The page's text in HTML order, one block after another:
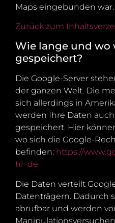
Maps eingebunden war.
Zurück zum
Wie lange und wo
gespeichert?
Die Google-Server
der ganzen Welt. Die
sich allerdings in
werden Ihre Daten
gespeichert. Hier
wo sich die Google-
befinden: https://
hl=de
Die Daten verteilt
Datenträgern. Dadurch
abrufbar und werden